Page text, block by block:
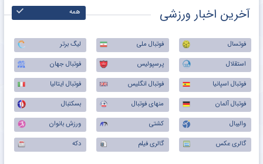
آخرین اخبار ورزشی همه
فوتسال فوتبال ملی
لیگ برتر
استقلال
پرسپولیس
فوتبال جهان
فوتبال اسپانیا
فوتبال انگلیس
فوتبال ایتالیا
فوتبال آلمان
منهای فوتبال
بسکتبال
والیبال
کشتی
ورزش بانوان
گالری عکس
گالری فیلم دکه